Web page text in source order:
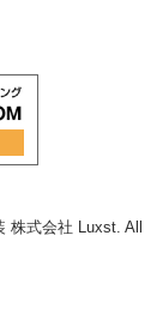
株式会社 Luxst. All